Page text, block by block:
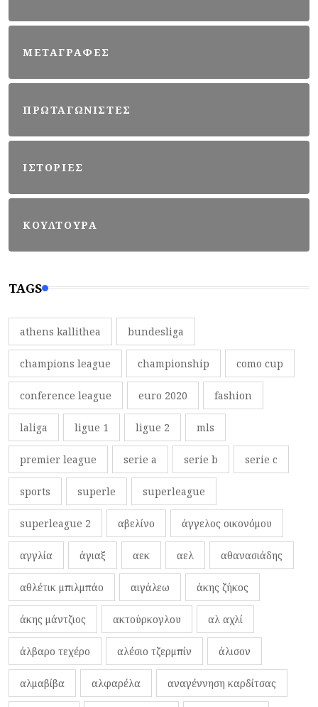
ΜΕΤΑΓΡΑΦΕΣ
ΠΡΩΤΑΓΩΝΙΣΤΕΣ
ΙΣΤΟΡΙΕΣ
ΚΟΥΛΤΟΥΡΑ
TAGS
athens kallithea bundesliga
champions league championship como cup
conference league euro 2020 fashion
laliga ligue 1 ligue 2 mls
premier league serie a serie b serie c
sports superle superleague
superleague 2 αβελίνο άγγελος οικονόμου
αγγλία άγιαξ αεκ αελ αθανασιάδης
αθλέτικ μπιλμπάο αιγάλεω άκης ζήκος
άκης μάντζιος ακτούρκογλου αλ αχλί
άλβαρο τεχέρο αλέσιο τζερμπίν άλισον
αλμαβίβα αλφαρέλα αναγέννηση καρδίτσας